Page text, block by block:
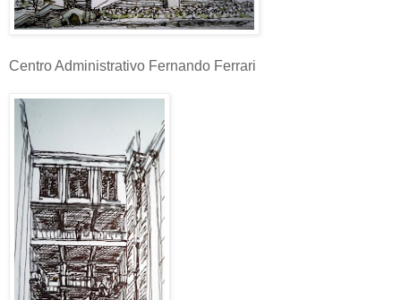
Centro Administrativo Fernando Ferrari